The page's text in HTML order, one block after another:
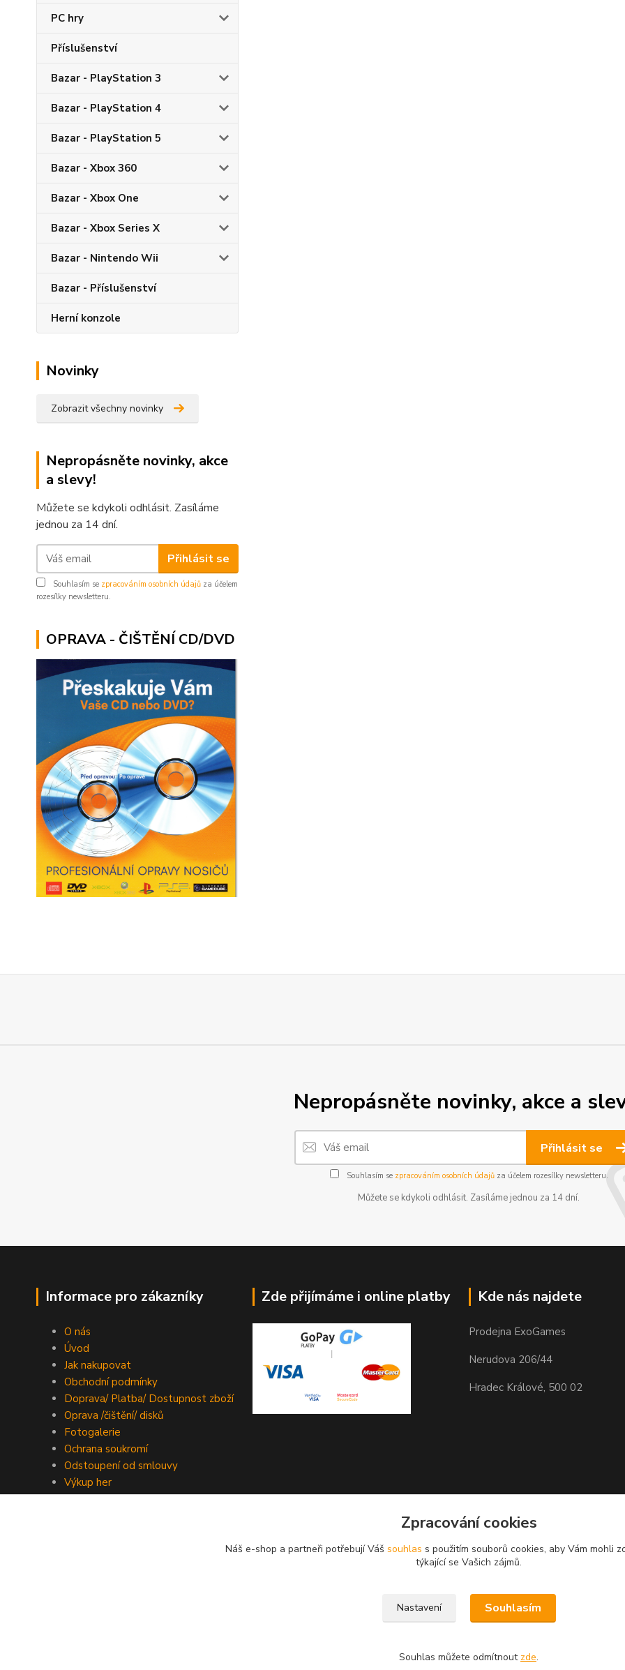
PC hry
Příslušenství
Bazar - PlayStation 3
Bazar - PlayStation 4
Bazar - PlayStation 5
Bazar - Xbox 360
Bazar - Xbox One
Bazar - Xbox Series X
Bazar - Nintendo Wii
Bazar - Příslušenství
Herní konzole
Novinky
Zobrazit všechny novinky
Nepropásněte novinky, akce
a slevy!
Můžete se kdykoli odhlásit. Zasíláme
jednou za 14 dní.
Přihlásit se
Souhlasím se zpracováním osobních údajů za účelem
rozesílky newsletteru.
OPRAVA - ČIŠTĚNÍ CD/DVD
Nepropásněte novinky, akce a
Přihlásit se
Souhlasím se zpracováním osobních údajůza účelem rozesílky newsletteru.
Můžete se kdykoli odhlásit. Zasíláme jednou za 14 dní.
Informace pro zákazníky
O nás
Úvod
Jak nakupovat
Obchodní podmínky
Doprava/ Platba/ Dostupnost zboží
Oprava /čištění/ disků
Fotogalerie
Ochrana soukromí
Odstoupení od smlouvy
Výkup her
Kontakty
Zde přijímáme i online platby Kde nás najdete
Prodejna ExoGames
Nerudova 206/44
Hradec Králové, 500 02
GPS 50.2103933N, 15.8115061E
Zpracování cookies
Náš e-shop a partneři potřebují Váš souhlas s použitím souborů cookies, aby Vám mohli
týkající se Vašich zájmů.
Nastavení Souhlasím
Souhlas můžete odmítnout zde.